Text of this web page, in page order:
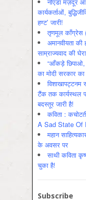
कार्यकर्ताओं,
हण्ट’ जारी!
तृणमूल काँग्रेस
अमानवीयता
साम्राज्यवाद की
“आँकड़े छिपाओ,
का मोदी सरकार का
टैंक तक कार्यस्थल
बदस्तूर जारी है!
कविता :
A Sad State Of
महान
के अवसर पर
साथी कविता
चुका है!
Subscribe